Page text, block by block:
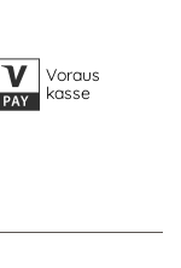
Voraus
kasse